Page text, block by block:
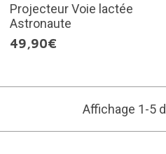
Projecteur Voie lactée
Astronaute
49,90€
Affichage 1-5